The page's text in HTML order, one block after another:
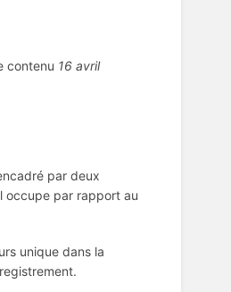
contenu 16 avril
par deux
occupe par rapport au
unique dans la